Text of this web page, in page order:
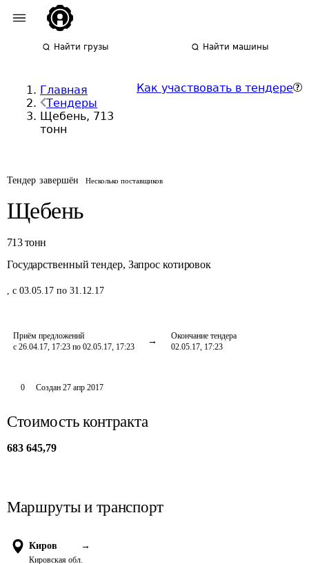
Найти грузы Найти машины
Главная
Тендеры
Щебень, 713
тонн
Как участвовать в тендере
Тендер завершён Несколько поставщиков
Щебень
713 тонн
Государственный тендер, Запрос котировок
, с 03.05.17 по 31.12.17
Приём предложений
с 26.04.17, 17:23 по 02.05.17, 17:23
Окончание тендера
02.05.17, 17:23
0 Создан 27 апр 2017
Стоимость контракта
683 645,79
Маршруты и транспорт
Киров →
Кировская обл.